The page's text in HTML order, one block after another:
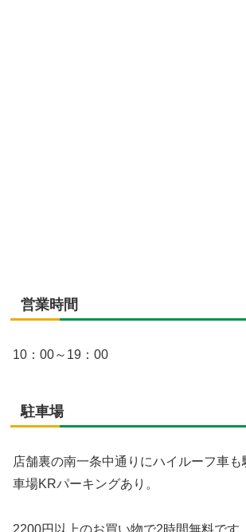
営業時間
10：00～19：00
駐車場
店舗裏の南一条中通りにハイルーフ車
車場KRパーキングあり。
2200円以上のお買い物で2時間無料です。